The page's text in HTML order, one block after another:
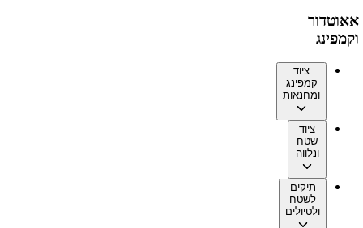
אאוטדור
וקמפינג
ציוד
קמפינג
ומחנאות
ציוד
שטח
ונלווה
תיקים
לשטח
ולטיולים